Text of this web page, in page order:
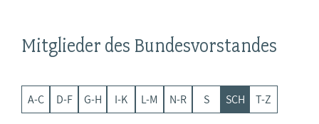
Mitglieder des Bundesvorstandes
A-C D-F G-H I-K L-M N-R S SCH T-Z